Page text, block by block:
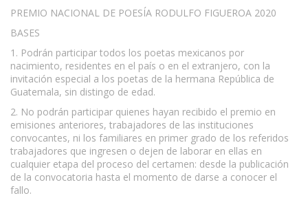
PREMIO NACIONAL DE POESÍA RODULFO FIGUEROA 2020
BASES
1. Podrán participar todos los poetas mexicanos por
nacimiento, residentes en el país o en el extranjero, con la
invitación especial a los poetas de la hermana República de
Guatemala, sin distingo de edad.
2. No podrán participar quienes hayan recibido el premio en
emisiones anteriores, trabajadores de las instituciones
convocantes, ni los familiares en primer grado de los referidos
trabajadores que ingresen o dejen de laborar en ellas en
cualquier etapa del proceso del certamen: desde la publicación
de la convocatoria hasta el momento de darse a conocer el
fallo.